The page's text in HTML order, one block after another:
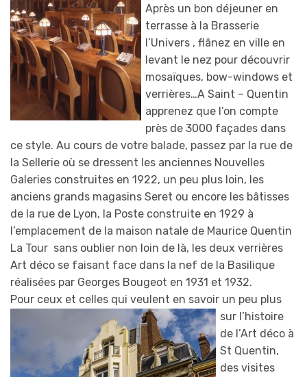
Après un bon déjeuner en
terrasse à la Brasserie
l’Univers , flânez en ville en
levant le nez pour découvrir
mosaïques, bow-windows et
verrières…A Saint – Quentin
apprenez que l’on compte
près de 3000 façades dans
ce style. Au cours de votre balade, passez par la rue de
la Sellerie où se dressent les anciennes Nouvelles
Galeries construites en 1922, un peu plus loin, les
anciens grands magasins Seret ou encore les bâtisses
de la rue de Lyon, la Poste construite en 1929 à
l’emplacement de la maison natale de Maurice Quentin
La Tour sans oublier non loin de là, les deux verrières
Art déco se faisant face dans la nef de la Basilique
réalisées par Georges Bougeot en 1931 et 1932.
Pour ceux et celles qui veulent en savoir un peu plus
sur l’histoire
de l’Art déco à
St Quentin,
des visites